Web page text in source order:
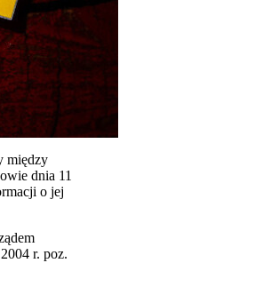
między
dnia 11
o jej
r. poz.